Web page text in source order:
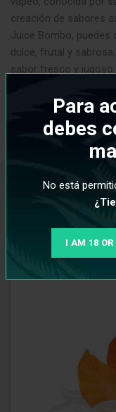
Para
debes
No está
I AM 18 OR
creación de sabores
Juice Bombo, puedes
dulce, frutal y
sabor fresco y jugoso
INFORMACIÓN
PRODUCTOS